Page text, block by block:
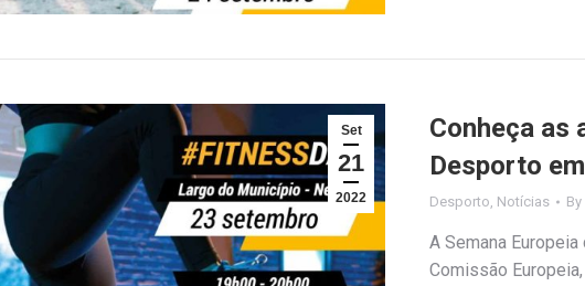
Set
21
2022
Conheça as
Desporto
Desporto, Notícias By
A Semana
Comissão